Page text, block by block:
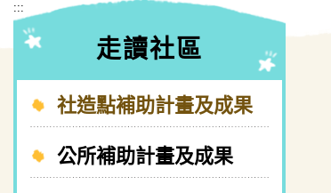
:::
走讀社區
社造點補助計畫及成果
公所補助計畫及成果